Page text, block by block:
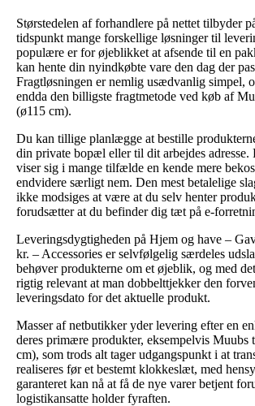
Størstedelen af forhandlere på nettet tilbyder
tidspunkt mange forskellige løsninger til
populære er for øjeblikket at afsende til en
kan hente din nyindkøbte vare den dag der
Fragtløsningen er nemlig usædvanlig simpel,
endda den billigste fragtmetode ved køb af
(ø115 cm).
Du kan tillige planlægge at bestille
din private bopæl eller til dit arbejdes adresse.
viser sig i mange tilfælde en kende mere
endvidere særligt nem. Den mest betalelige
ikke modsiges at være at du selv henter
forudsætter at du befinder dig tæt på e-
Leveringsdygtigheden på Hjem og have –
kr. – Accessories er selvfølgelig særdeles
behøver produkterne om et øjeblik, og med
rigtig relevant at man dobbelttjekker den
leveringsdato for det aktuelle produkt.
Masser af netbutikker yder levering efter en
deres primære produkter, eksempelvis Muubs
cm), som trods alt tager udgangspunkt i at
realiseres før et bestemt klokkeslæt, med
garanteret kan nå at få de nye varer betjent
logistikansatte holder fyraften.